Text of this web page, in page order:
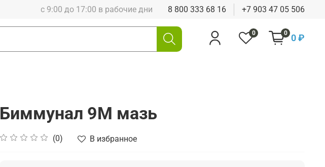
с 9:00 до 17:00 в рабочие дни 8 800 333 68 16 +7 903 47 05 506
0 0 0 ₽
Биммунал 9М мазь
(0) В избранное